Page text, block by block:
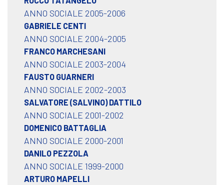
ANNO SOCIALE 2005-2006
GABRIELE CENTI
ANNO SOCIALE 2004-2005
FRANCO MARCHESANI
ANNO SOCIALE 2003-2004
FAUSTO GUARNERI
ANNO SOCIALE 2002-2003
SALVATORE (SALVINO) DATTILO
ANNO SOCIALE 2001-2002
DOMENICO BATTAGLIA
ANNO SOCIALE 2000-2001
DANILO PEZZOLA
ANNO SOCIALE 1999-2000
ARTURO MAPELLI